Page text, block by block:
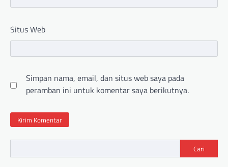
Situs Web
Simpan nama, email, dan situs web saya pada
peramban ini untuk komentar saya berikutnya.
Cari